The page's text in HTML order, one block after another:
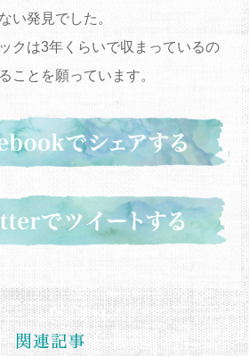
い発見でした。
クは3年くらいで収まっているの
ことを願っています。